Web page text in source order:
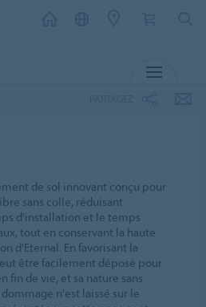
de sol innovant conçu pour
sans colle, réduisant
d'installation et le temps
tout en conservant la haute
d'Eternal. En favorisant la
être facilement déposé pour
fin de vie, et sa nature sans
n'est laissé sur le